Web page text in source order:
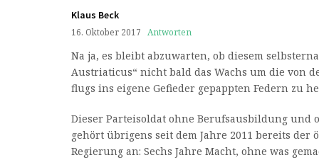
Klaus Beck
16. Oktober 2017 Antworten
Na ja, es bleibt abzuwarten, ob diesem
Austriaticus“ nicht bald das Wachs um die von
flugs ins eigene Gefieder gepappten Federn zu
Dieser Parteisoldat ohne Berufsausbildung und
gehört übrigens seit dem Jahre 2011 bereits der
Regierung an: Sechs Jahre Macht, ohne was